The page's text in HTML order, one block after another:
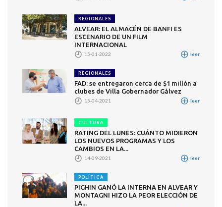
REGIONALES
ALVEAR: EL ALMACÉN DE BANFI ES
ESCENARIO DE UN FILM
INTERNACIONAL
15-01-2022 leer
REGIONALES
FAD: se entregaron cerca de $1 millón a
clubes de Villa Gobernador Gálvez
15-04-2021 leer
CULTURA
RATING DEL LUNES: CUÁNTO MIDIERON
LOS NUEVOS PROGRAMAS Y LOS
CAMBIOS EN LA...
14-09-2021 leer
POLÍTICA
PIGHIN GANÓ LA INTERNA EN ALVEAR Y
MONTAGNI HIZO LA PEOR ELECCIÓN DE
LA...